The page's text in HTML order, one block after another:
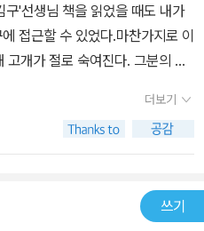
. 해방과 질병, 전쟁을 겪으면서
었던 윤이상은 결국 마흔이라는
유럽 유학길에 오른다. 고단한 유
작곡으로 눈코 뜰 새 없는 바쁜 날
독재 정권을 향한 세계적인 예
'선생님 책을 읽었을 때도 내가
접근할 수 있었다.마찬가지로 이
개가 절로 숙여진다. 그분의 생
정에서 정치와 무관하게 예술로
연스럽게 대한민국의 민주화와
이라는 나이에 유학을 단행할 정
랑하고, 천진한마음을 가졌는지
더보기
쓰기